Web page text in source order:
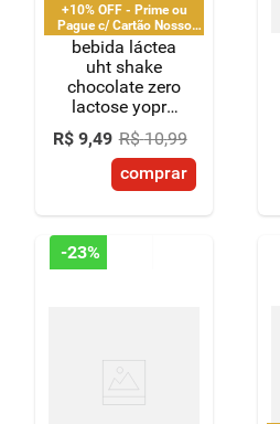
+10% OFF - Prime ou
Pague c/ Cartão Nosso
Pay
bebida láctea
uht shake
chocolate zero
lactose yopro
+ recovery
boost caixa
250ml
R$ 9,49 R$ 10,99
comprar
-23%